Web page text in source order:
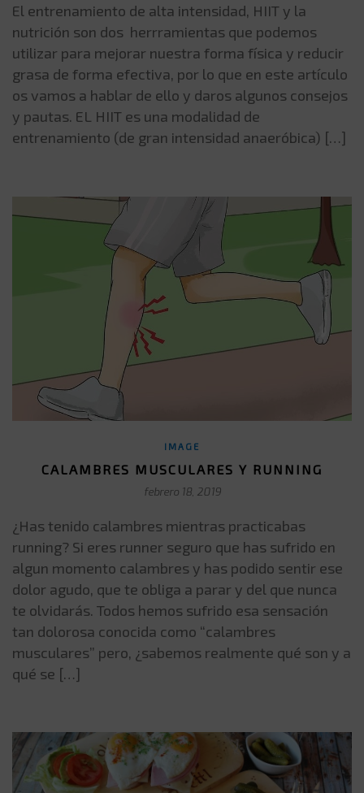
El entrenamiento de alta intensidad, HIIT y la
nutrición son dos herrramientas que podemos
utilizar para mejorar nuestra forma física y reducir
grasa de forma efectiva, por lo que en este artículo
os vamos a hablar de ello y daros algunos consejos
y pautas. EL HIIT es una modalidad de
entrenamiento (de gran intensidad anaeróbica) […]
IMAGE
CALAMBRES MUSCULARES Y RUNNING
febrero 18, 2019
¿Has tenido calambres mientras practicabas
running? Si eres runner seguro que has sufrido en
algun momento calambres y has podido sentir ese
dolor agudo, que te obliga a parar y del que nunca
te olvidarás. Todos hemos sufrido esa sensación
tan dolorosa conocida como “calambres
musculares” pero, ¿sabemos realmente qué son y a
qué se […]